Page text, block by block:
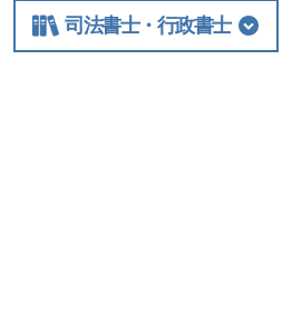
弁護士
相続
交通事故
離婚
労働
不動産・建築
債権回収
民事訴訟
顧客対応・顧問契約
事務所経営・運営
その他
司法書士・行政書士